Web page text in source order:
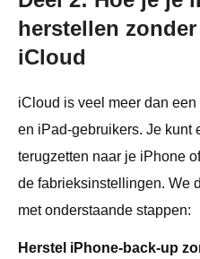
herstellen
iCloud
iCloud is veel meer dan
en iPad-gebruikers. Je kunt
terugzetten naar je iPhone
de fabrieksinstellingen. We
met onderstaande stappen:
Herstel iPhone-back-up